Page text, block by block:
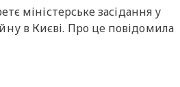
міністерське засідання у
в Києві. Про це повідомила